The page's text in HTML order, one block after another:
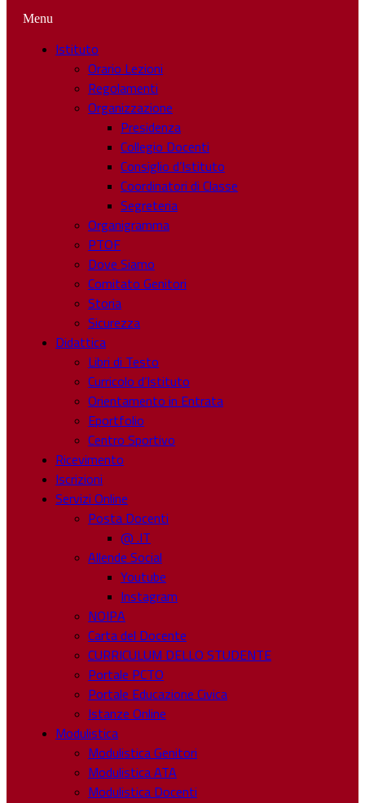
Menu
Istituto
Orario Lezioni
Regolamenti
Organizzazione
Presidenza
Collegio Docenti
Consiglio d’Istituto
Coordinatori di Classe
Segreteria
Organigramma
PTOF
Dove Siamo
Comitato Genitori
Storia
Sicurezza
Didattica
Libri di Testo
Curricolo d’Istituto
Orientamento in Entrata
Eportfolio
Centro Sportivo
Ricevimento
Iscrizioni
Servizi Online
Posta Docenti
@ .IT
Allende Social
Youtube
Instagram
NOIPA
Carta del Docente
CURRICULUM DELLO STUDENTE
Portale PCTO
Portale Educazione Civica
Istanze Online
Modulistica
Modulistica Genitori
Modulistica ATA
Modulistica Docenti